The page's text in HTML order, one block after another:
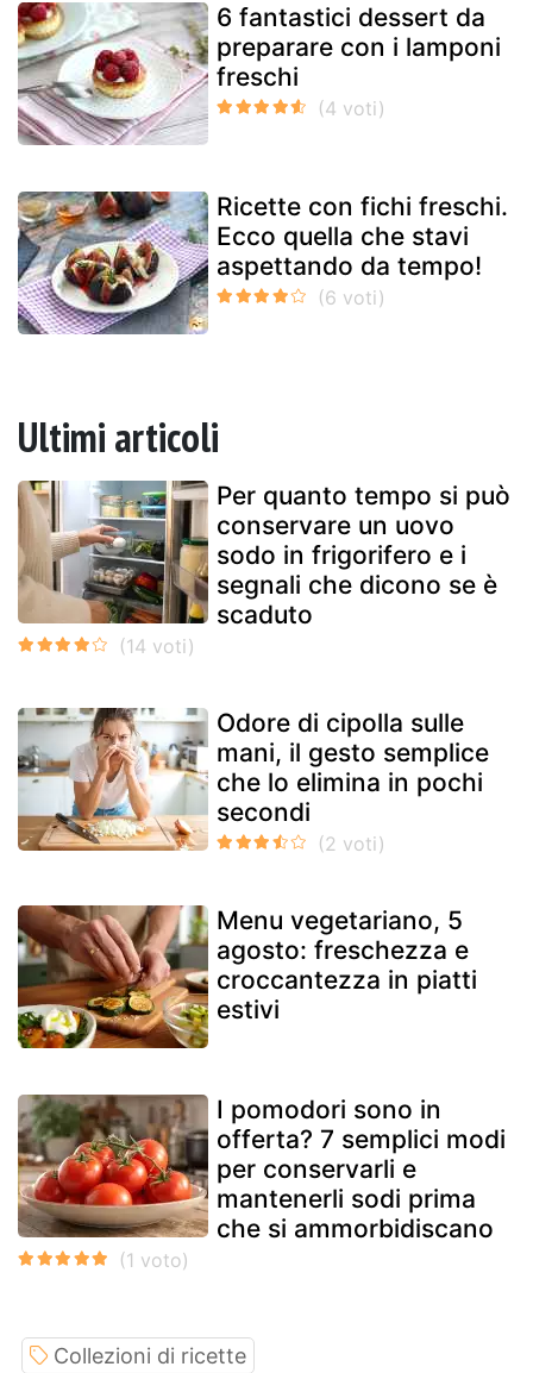
6 fantastici dessert da
preparare con i lamponi
freschi
Ricette con fichi freschi.
Ecco quella che stavi
aspettando da tempo!
Ultimi articoli
Per quanto tempo si può
conservare un uovo
sodo in frigorifero e i
segnali che dicono se è
scaduto
Odore di cipolla sulle
mani, il gesto semplice
che lo elimina in pochi
secondi
Menu vegetariano, 5
agosto: freschezza e
croccantezza in piatti
estivi
I pomodori sono in
offerta? 7 semplici modi
per conservarli e
mantenerli sodi prima
che si ammorbidiscano
Collezioni di ricette